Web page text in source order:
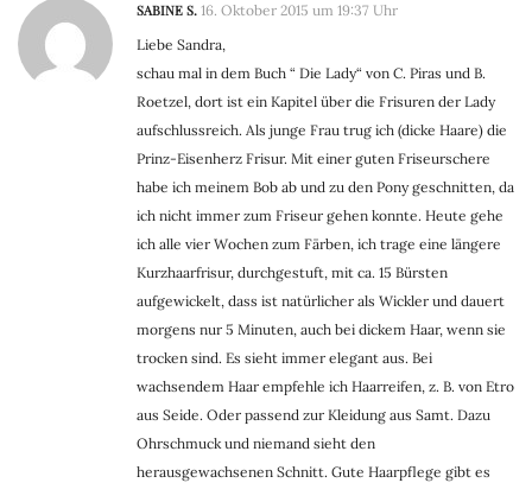
SABINE S. 16. Oktober 2015 um 19:37 Uhr
Liebe Sandra,
schau mal in dem Buch “ Die Lady“ von C. Piras und B.
Roetzel, dort ist ein Kapitel über die Frisuren der Lady
aufschlussreich. Als junge Frau trug ich (dicke Haare) die
Prinz-Eisenherz Frisur. Mit einer guten Friseurschere
habe ich meinem Bob ab und zu den Pony geschnitten, da
ich nicht immer zum Friseur gehen konnte. Heute gehe
ich alle vier Wochen zum Färben, ich trage eine längere
Kurzhaarfrisur, durchgestuft, mit ca. 15 Bürsten
aufgewickelt, dass ist natürlicher als Wickler und dauert
morgens nur 5 Minuten, auch bei dickem Haar, wenn sie
trocken sind. Es sieht immer elegant aus. Bei
wachsendem Haar empfehle ich Haarreifen, z. B. von Etro
aus Seide. Oder passend zur Kleidung aus Samt. Dazu
Ohrschmuck und niemand sieht den
herausgewachsenen Schnitt. Gute Haarpflege gibt es